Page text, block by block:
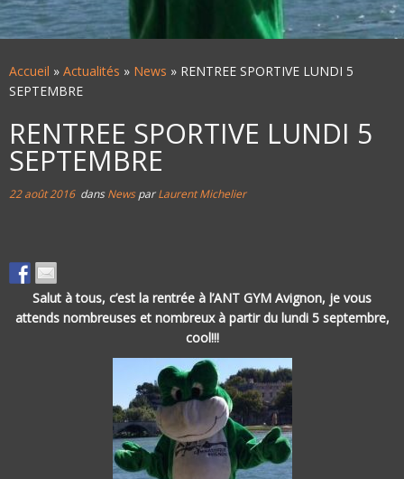
Accueil » Actualités » News » RENTREE SPORTIVE LUNDI 5
SEPTEMBRE
RENTREE SPORTIVE LUNDI 5
SEPTEMBRE
22 août 2016dansNewsparLaurent Michelier
Salut à tous, c’est la rentrée à l’ANT GYM Avignon, je vous
attends nombreuses et nombreux à partir du lundi 5 septembre,
cool!!!